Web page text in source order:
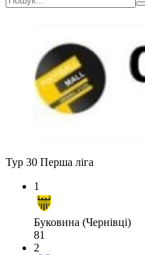
Тур 30 Перша ліга
1
Буковина (Чернівці)
81
2